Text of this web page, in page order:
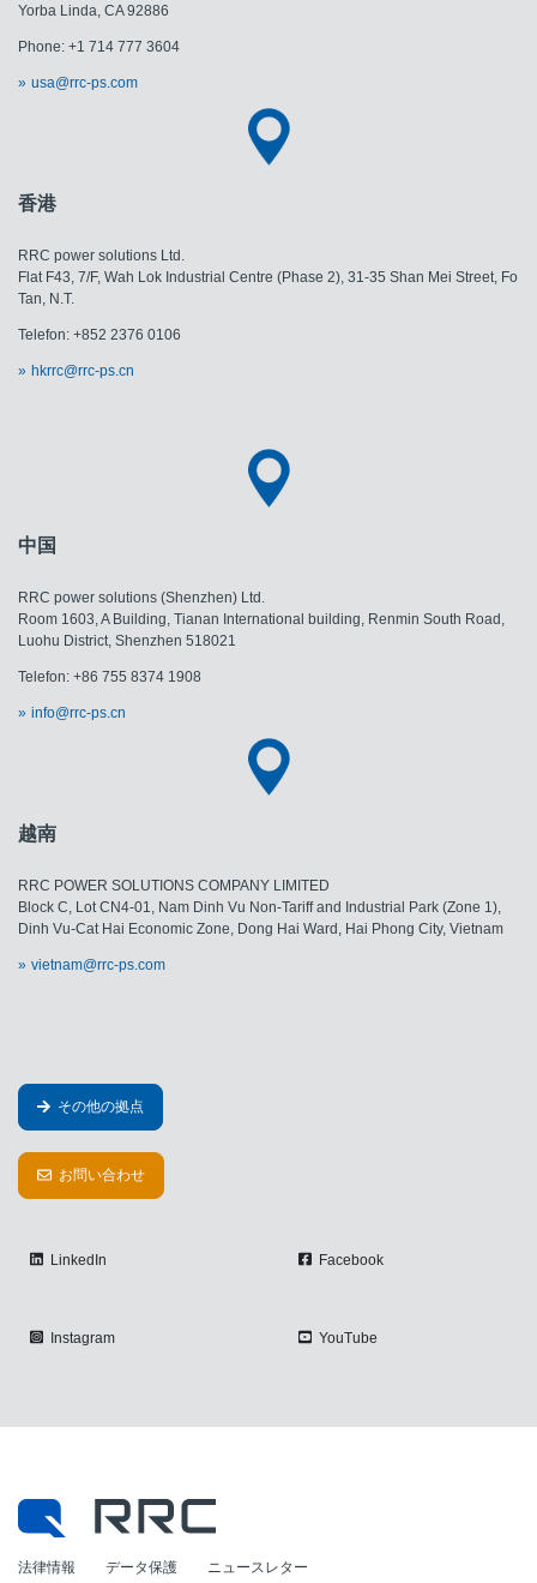
​​​​​​​Yorba Linda, CA 92886
Phone: +1 714 777 3604
usa@rrc-ps.com
香港
RRC power solutions Ltd.
Flat F43, 7/F, Wah Lok Industrial Centre (Phase 2), 31-35 Shan Mei Street, Fo
Tan, N.T.
Telefon: +852 2376 0106
hkrrc@rrc-ps.cn
中国
RRC power solutions (Shenzhen) Ltd.
Room 1603, A Building, Tianan International building, Renmin South Road,
Luohu District, Shenzhen 518021
Telefon: +86 755 8374 1908
info@rrc-ps.cn
越南
RRC POWER SOLUTIONS COMPANY LIMITED
Block C, Lot CN4-01, Nam Dinh Vu Non-Tariff and Industrial Park (Zone 1),
Dinh Vu-Cat Hai Economic Zone, Dong Hai Ward, Hai Phong City, Vietnam
vietnam@rrc-ps.com
その他の拠点
お問い合わせ
LinkedIn Facebook
Instagram YouTube
法律情報 データ保護 ニュースレター